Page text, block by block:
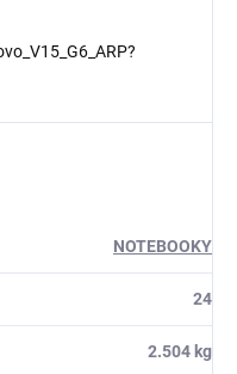
NOTEBOOKY
24
2.504 kg